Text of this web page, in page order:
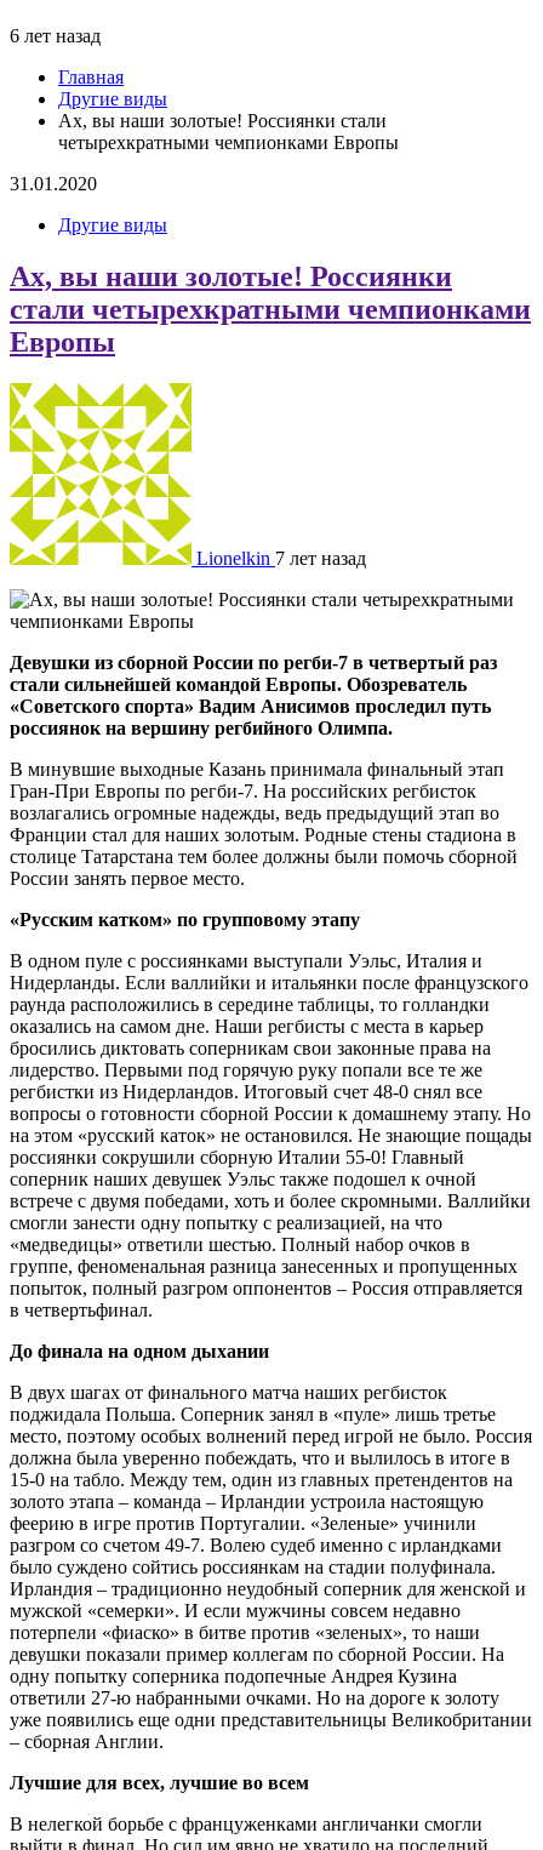
6 лет назад
Главная
Другие виды
Ах, вы наши золотые! Россиянки стали
четырехкратными чемпионками Европы
31.01.2020
Другие виды
Ах, вы наши золотые! Россиянки
стали четырехкратными чемпионками
Европы
Lionelkin 7 лет назад
Девушки из сборной России по регби-7 в четвертый раз
стали сильнейшей командой Европы. Обозреватель
«Советского спорта» Вадим Анисимов проследил путь
россиянок на вершину регбийного Олимпа.
В минувшие выходные Казань принимала финальный этап
Гран-При Европы по регби-7. На российских регбисток
возлагались огромные надежды, ведь предыдущий этап во
Франции стал для наших золотым. Родные стены стадиона в
столице Татарстана тем более должны были помочь сборной
России занять первое место.
«Русским катком» по групповому этапу
В одном пуле с россиянками выступали Уэльс, Италия и
Нидерланды. Если валлийки и итальянки после французского
раунда расположились в середине таблицы, то голландки
оказались на самом дне. Наши регбисты с места в карьер
бросились диктовать соперникам свои законные права на
лидерство. Первыми под горячую руку попали все те же
регбистки из Нидерландов. Итоговый счет 48-0 снял все
вопросы о готовности сборной России к домашнему этапу. Но
на этом «русский каток» не остановился. Не знающие пощады
россиянки сокрушили сборную Италии 55-0! Главный
соперник наших девушек Уэльс также подошел к очной
встрече с двумя победами, хоть и более скромными. Валлийки
смогли занести одну попытку с реализацией, на что
«медведицы» ответили шестью. Полный набор очков в
группе, феноменальная разница занесенных и пропущенных
попыток, полный разгром оппонентов – Россия отправляется
в четвертьфинал.
До финала на одном дыхании
В двух шагах от финального матча наших регбисток
поджидала Польша. Соперник занял в «пуле» лишь третье
место, поэтому особых волнений перед игрой не было. Россия
должна была уверенно побеждать, что и вылилось в итоге в
15-0 на табло. Между тем, один из главных претендентов на
золото этапа – команда – Ирландии устроила настоящую
феерию в игре против Португалии. «Зеленые» учинили
разгром со счетом 49-7. Волею судеб именно с ирландками
было суждено сойтись россиянкам на стадии полуфинала.
Ирландия – традиционно неудобный соперник для женской и
мужской «семерки». И если мужчины совсем недавно
потерпели «фиаско» в битве против «зеленых», то наши
девушки показали пример коллегам по сборной России. На
одну попытку соперника подопечные Андрея Кузина
ответили 27-ю набранными очками. Но на дороге к золоту
уже появились еще одни представительницы Великобритании
– сборная Англии.
Лучшие для всех, лучшие во всем
В нелегкой борьбе с француженками англичанки смогли
выйти в финал. Но сил им явно не хватило на последний